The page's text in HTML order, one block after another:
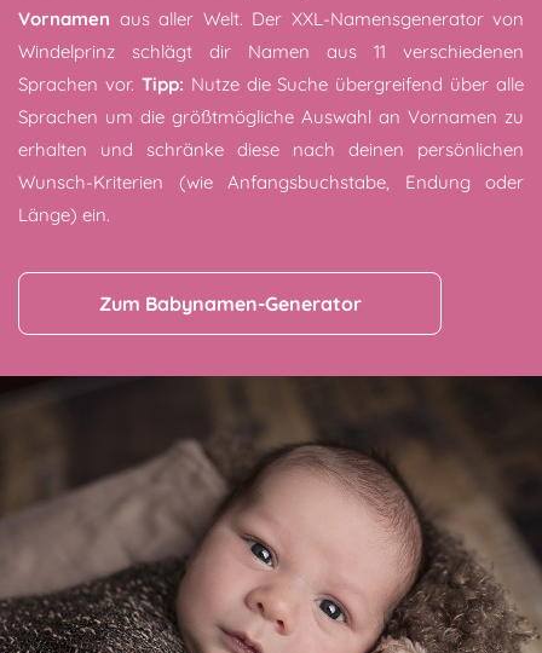
Vornamen aus aller Welt. Der XXL-Namensgenerator von
Windelprinz schlägt dir Namen aus 11 verschiedenen
Sprachen vor. Tipp: Nutze die Suche übergreifend über alle
Sprachen um die größtmögliche Auswahl an Vornamen zu
erhalten und schränke diese nach deinen persönlichen
Wunsch-Kriterien (wie Anfangsbuchstabe, Endung oder
Länge) ein.
Zum Babynamen-Generator